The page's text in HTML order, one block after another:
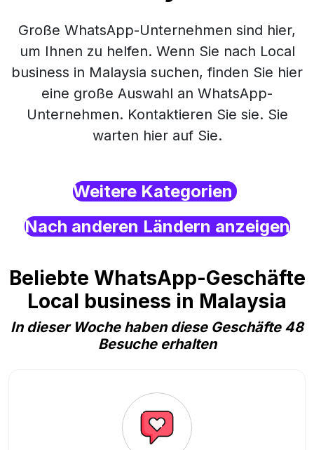
Große WhatsApp-Unternehmen sind hier,
um Ihnen zu helfen. Wenn Sie nach Local
business in Malaysia suchen, finden Sie hier
eine große Auswahl an WhatsApp-
Unternehmen. Kontaktieren Sie sie. Sie
warten hier auf Sie.
Weitere Kategorien
Nach anderen Ländern anzeigen
Beliebte WhatsApp-Geschäfte
Local business in Malaysia
In dieser Woche haben diese Geschäfte 48
Besuche erhalten